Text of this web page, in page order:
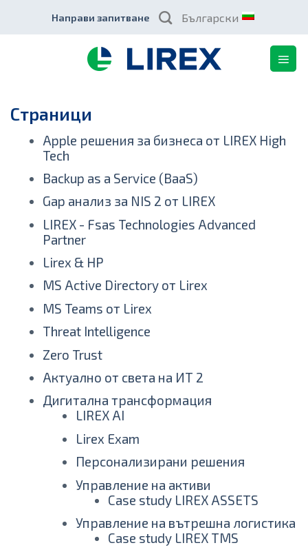
content
Направи запитване Български
Страници
Apple решения за бизнеса от LIREX High
Tech
Backup as a Service (BaaS)
Gap анализ за NIS 2 от LIREX
LIREX - Fsas Technologies Advanced
Partner
Lirex & HP
MS Active Directory от Lirex
MS Teams от Lirex
Threat Intelligence
Zero Trust
Актуално от света на ИТ 2
Дигитална трансформация
LIREX AI
Lirex Exam
Персонализирани решения
Управление на активи
Case study LIREX ASSЕTS
Управление на вътрешна логистика
Case study LIREX TMS